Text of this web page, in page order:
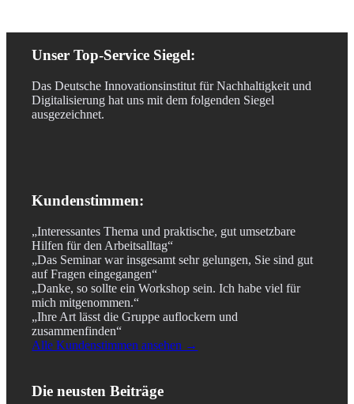
Unser Top-Service Siegel:
Das Deutsche Innovationsinstitut für Nachhaltigkeit und
Digitalisierung hat uns mit dem folgenden Siegel
ausgezeichnet.
Kundenstimmen:
„Interessantes Thema und praktische, gut umsetzbare
Hilfen für den Arbeitsalltag“
„Das Seminar war insgesamt sehr gelungen, Sie sind gut
auf Fragen eingegangen“
„Danke, so sollte ein Workshop sein. Ich habe viel für
mich mitgenommen.“
„Ihre Art lässt die Gruppe auflockern und
zusammenfinden“
Alle Kundenstimmen ansehen →
Die neusten Beiträge